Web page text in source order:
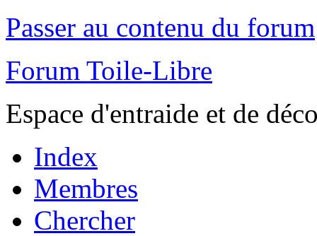
Passer au contenu du forum
Forum Toile-Libre
Espace d'entraide et de
Index
Membres
Chercher